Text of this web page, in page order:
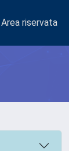
Area riservata